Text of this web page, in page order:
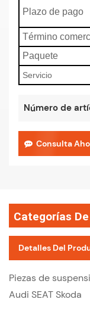
Plazo de pago
Término
Paquete
Servicio
Número de
Consulta
Categorías
Detalles Del
Piezas de
Audi SEAT Skoda